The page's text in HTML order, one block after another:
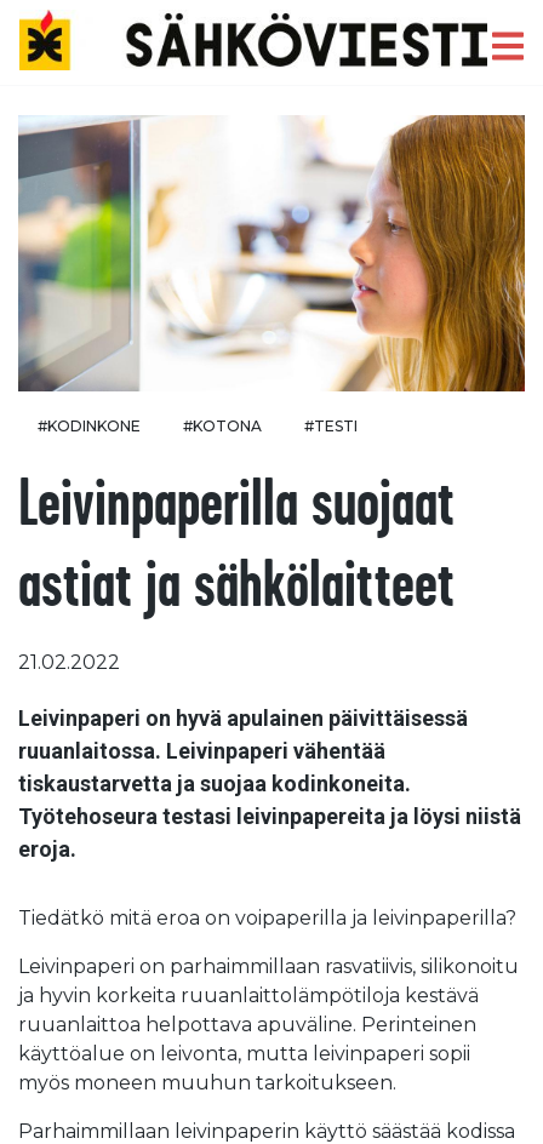
#KODINKONE #KOTONA #TESTI
Leivinpaperilla suojaat
astiat ja sähkölaitteet
21.02.2022
Leivinpaperi on hyvä apulainen päivittäisessä
ruuanlaitossa. Leivinpaperi vähentää
tiskaustarvetta ja suojaa kodinkoneita.
Työtehoseura testasi leivinpapereita ja löysi niistä
eroja.
Tiedätkö mitä eroa on voipaperilla ja leivinpaperilla?
Leivinpaperi on parhaimmillaan rasvatiivis, silikonoitu
ja hyvin korkeita ruuanlaittolämpötiloja kestävä
ruuanlaittoa helpottava apuväline. Perinteinen
käyttöalue on leivonta, mutta leivinpaperi sopii
myös moneen muuhun tarkoitukseen.
Parhaimmillaan leivinpaperin käyttö säästää kodissa